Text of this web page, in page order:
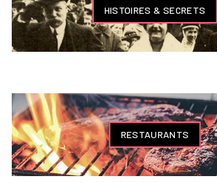
HISTOIRES & SECRETS
RESTAURANTS